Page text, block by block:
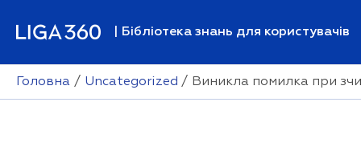
| Бібліотека знань для користувачів
Головна Uncategorized Виникла помилка при